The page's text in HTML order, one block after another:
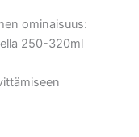
ominaisuus:
250-320ml